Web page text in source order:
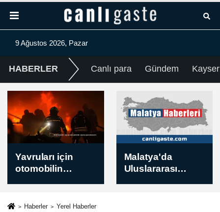
9 Ağustos 2026, Pazar
HABERLER Canlı para Gündem
Malatya'da
Uluslararası
sürüyor
Küçük modüler
reaktörler küresel
Haberler Yerel Haberler